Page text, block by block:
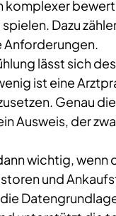
komplexer
Dazu
Anforderungen.
lässt sich
ist eine
Genau
Ausweis, der
wichtig, wenn
und